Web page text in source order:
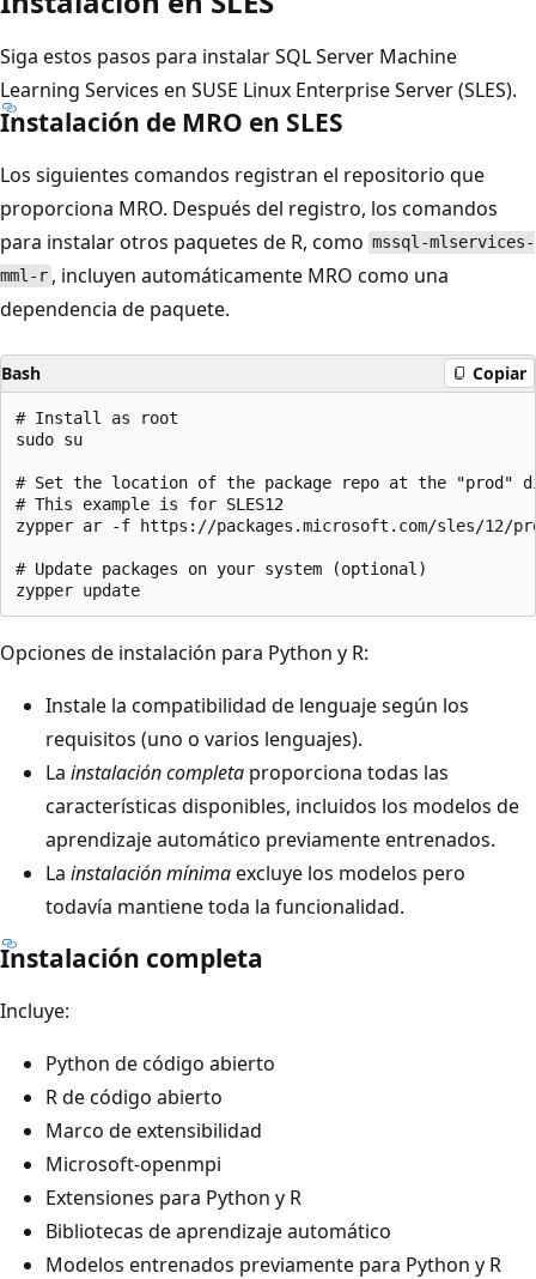
Siga estos pasos para instalar SQL Server Machine
Learning Services en SUSE Linux Enterprise Server (SLES).
Instalación de MRO en SLES
Los siguientes comandos registran el repositorio que
proporciona MRO. Después del registro, los comandos
para instalar otros paquetes de R, como mssql-mlservices-
mml-r , incluyen automáticamente MRO como una
dependencia de paquete.
Bash Copiar
# Install as root
sudo su
# Set the location of the package repo at the "prod"
# This example is for SLES12
zypper ar -f https://packages.microsoft.com/sles/12/
# Update packages on your system (optional)
Opciones de instalación para Python y R:
Instale la compatibilidad de lenguaje según los
requisitos (uno o varios lenguajes).
La instalación completa proporciona todas las
características disponibles, incluidos los modelos de
aprendizaje automático previamente entrenados.
La instalación mínimaexcluye los modelos pero
todavía mantiene toda la funcionalidad.
Instalación completa
Incluye:
Python de código abierto
R de código abierto
Marco de extensibilidad
Microsoft-openmpi
Extensiones para Python y R
Bibliotecas de aprendizaje automático
Modelos entrenados previamente para Python y R